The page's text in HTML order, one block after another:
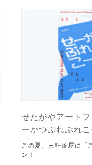
せたがやアート
ーかつぷれぷれ
この夏、三軒茶屋に「
ン！